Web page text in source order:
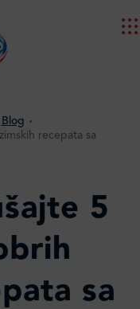
Blog
recepata sa
5
sa